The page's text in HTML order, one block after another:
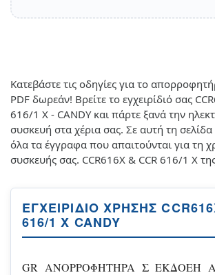
Κατεβάστε τις οδηγίες για το
PDF δωρεάν! Βρείτε το εγχειρίδιό σας
616/1 X - CANDY και πάρτε ξανά την
συσκευή στα χέρια σας. Σε αυτή τη
όλα τα έγγραφα που απαιτούνται για τη
συσκευής σας. CCR616X & CCR 616/1 X
ΕΓΧΕΙΡΊΔΙΟ ΧΡΉΣΗΣ
616/1 X CANDY
GR ANOPPOΦHTHPA Σ EKΔOΕH